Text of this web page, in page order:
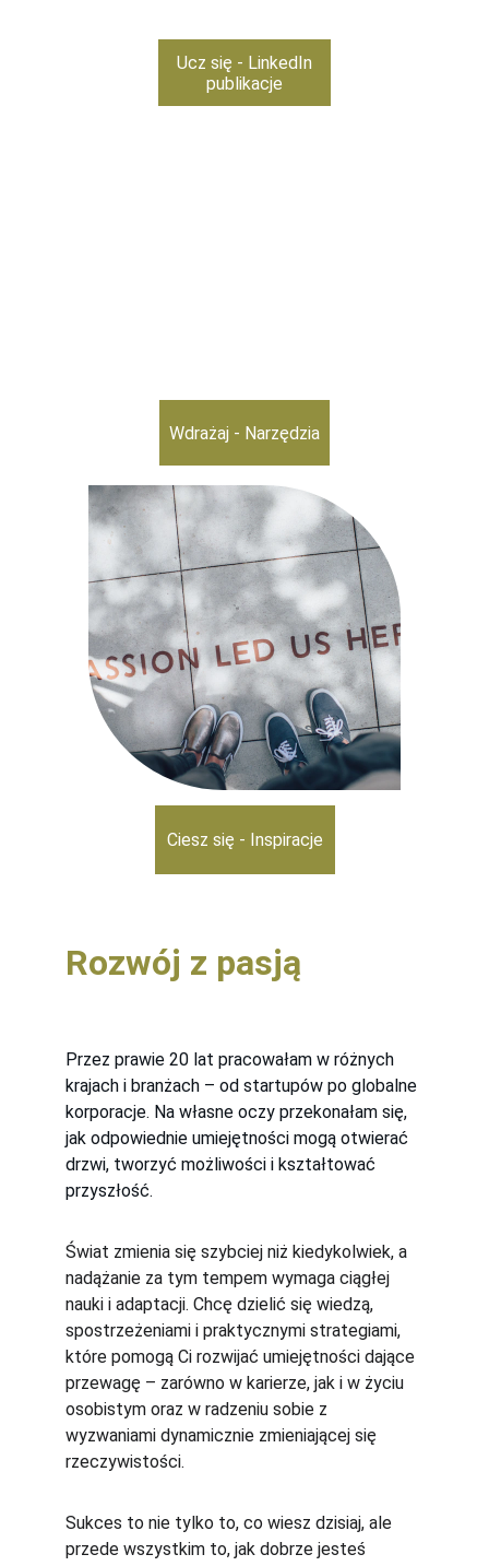
Ucz się - LinkedIn
publikacje
Wdrażaj - Narzędzia
Ciesz się - Inspiracje
Rozwój z pasją
Przez prawie 20 lat pracowałam w różnych
krajach i branżach – od startupów po globalne
korporacje. Na własne oczy przekonałam się,
jak odpowiednie umiejętności mogą otwierać
drzwi, tworzyć możliwości i kształtować
przyszłość.
Świat zmienia się szybciej niż kiedykolwiek, a
nadążanie za tym tempem wymaga ciągłej
nauki i adaptacji. Chcę dzielić się wiedzą,
spostrzeżeniami i praktycznymi strategiami,
które pomogą Ci rozwijać umiejętności dające
przewagę – zarówno w karierze, jak i w życiu
osobistym oraz w radzeniu sobie z
wyzwaniami dynamicznie zmieniającej się
rzeczywistości.
Sukces to nie tylko to, co wiesz dzisiaj, ale
przede wszystkim to, jak dobrze jesteś